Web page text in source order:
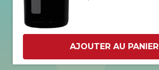
AJOUTER AU PANIER